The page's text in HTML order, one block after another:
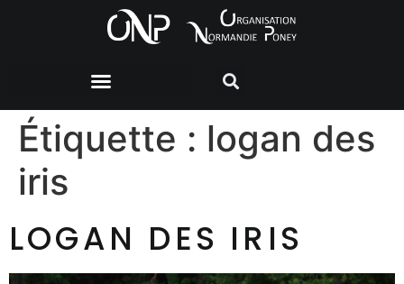
Étiquette : logan des
iris
LOGAN DES IRIS